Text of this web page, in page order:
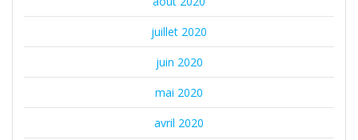
juillet 2020
juin 2020
mai 2020
avril 2020